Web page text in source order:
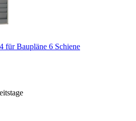
für Baupläne 6 Schiene